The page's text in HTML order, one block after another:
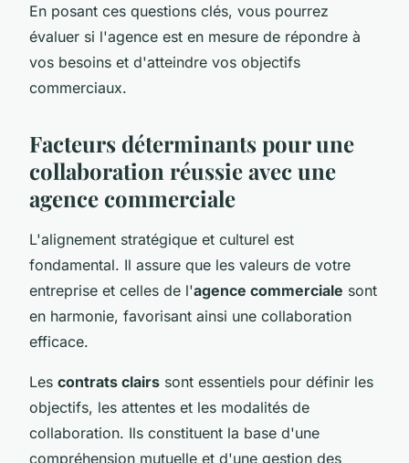
En posant ces questions clés, vous pourrez
évaluer si l'agence est en mesure de répondre à
vos besoins et d'atteindre vos objectifs
commerciaux.
Facteurs déterminants pour une
collaboration réussie avec une
agence commerciale
L'alignement stratégique et culturel est
fondamental. Il assure que les valeurs de votre
entreprise et celles de l'agence commerciale sont
en harmonie, favorisant ainsi une collaboration
efficace.
Les contrats clairs sont essentiels pour définir les
objectifs, les attentes et les modalités de
collaboration. Ils constituent la base d'une
compréhension mutuelle et d'une gestion des